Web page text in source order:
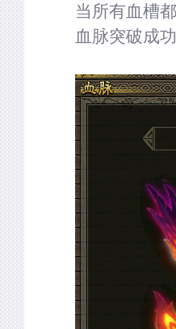
当所有血槽
血脉突破成